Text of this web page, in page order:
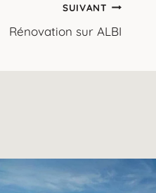
SUIVANT
Rénovation sur ALBI